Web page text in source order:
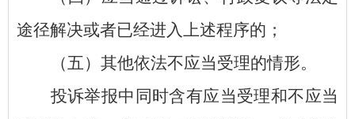
途径解决或者已经进入上述程序的；
（五）其他依法不应当受理的情形。
投诉举报中同时含有应当受理和不应当